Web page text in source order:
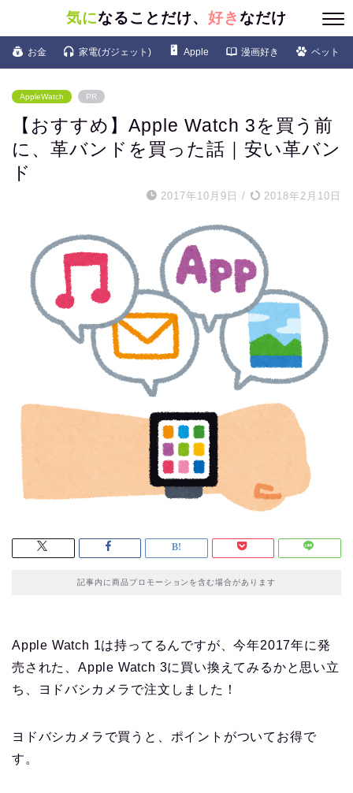
気になることだけ、 好きなだけ
お金 家電(ガジェット) Apple 漫画好き ペット
AppleWatch PR
【おすすめ】Apple Watch 3を買う前
に、革バンドを買った話｜安い革バン
ド
2017年10月9日 / 2018年2月10日
記事内に商品プロモーションを含む場合があります
Apple Watch 1は持ってるんですが、今年2017年に発
売された、Apple Watch 3に買い換えてみるかと思い立
ち、ヨドバシカメラで注文しました！
ヨドバシカメラで買うと、ポイントがついてお得で
す。